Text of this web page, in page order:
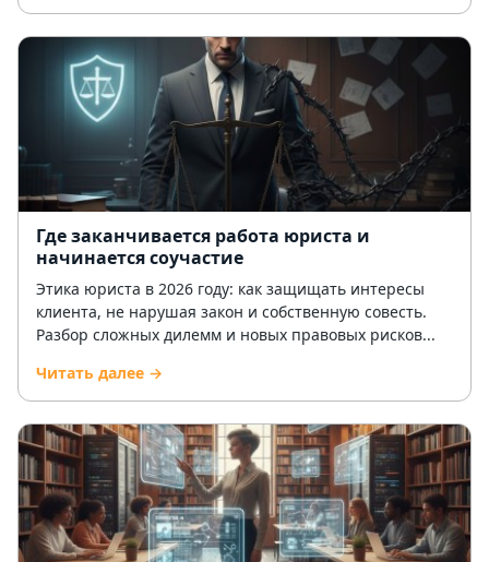
Где заканчивается работа юриста и
начинается соучастие
Этика юриста в 2026 году: как защищать интересы
клиента, не нарушая закон и собственную совесть.
Разбор сложных дилемм и новых правовых рисков...
Читать далее →